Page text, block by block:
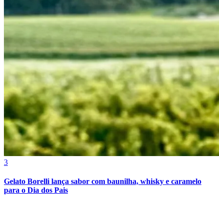
Fortaleza
3
Gelato Borelli lança sabor com baunilha, whisky e caramelo
para o Dia dos Pais